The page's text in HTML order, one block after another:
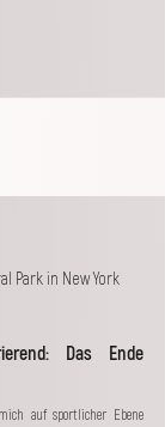
Park in New York
Das Ende
auf sportlicher Ebene